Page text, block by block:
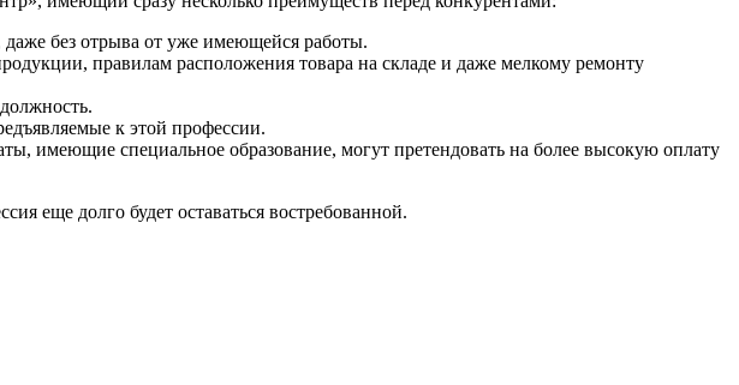
без отрыва от уже имеющейся работы.
правилам расположения товара на складе и даже мелкому ремонту
к этой профессии.
имеющие специальное образование, могут претендовать на более высокую оплату
еще долго будет оставаться востребованной.